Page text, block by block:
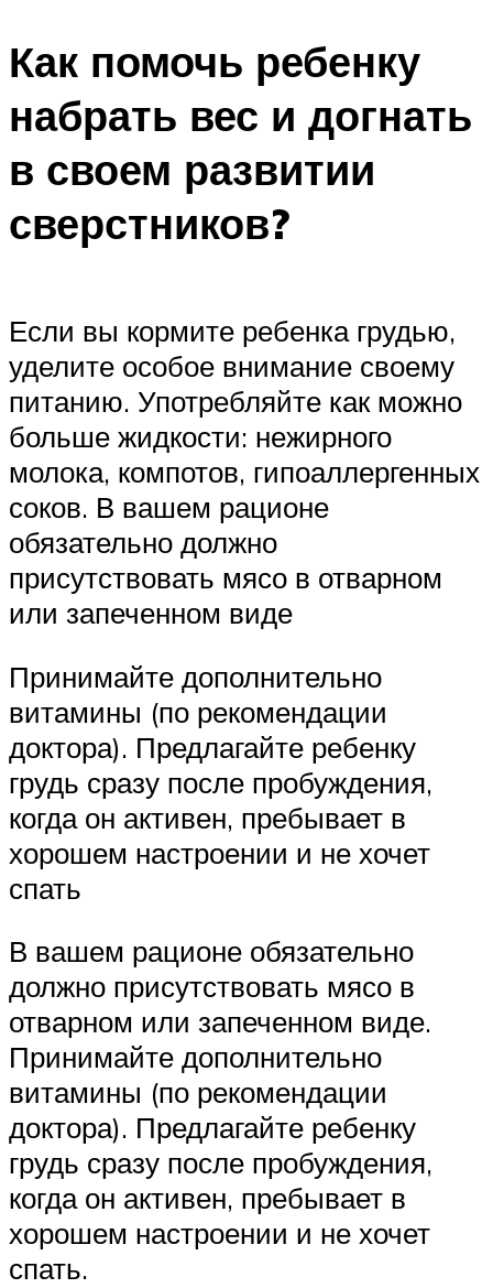
Как помочь ребенку
набрать вес и догнать
в своем развитии
сверстников?
Если вы кормите ребенка грудью,
уделите особое внимание своему
питанию. Употребляйте как можно
больше жидкости: нежирного
молока, компотов, гипоаллергенных
соков. В вашем рационе
обязательно должно
присутствовать мясо в отварном
или запеченном виде
Принимайте дополнительно
витамины (по рекомендации
доктора). Предлагайте ребенку
грудь сразу после пробуждения,
когда он активен, пребывает в
хорошем настроении и не хочет
спать
В вашем рационе обязательно
должно присутствовать мясо в
отварном или запеченном виде.
Принимайте дополнительно
витамины (по рекомендации
доктора). Предлагайте ребенку
грудь сразу после пробуждения,
когда он активен, пребывает в
хорошем настроении и не хочет
спать.